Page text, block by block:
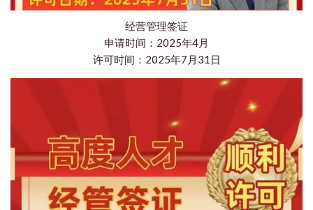
经营管理签证
申请时间：2025年4月
许可时间：2025年7月31日